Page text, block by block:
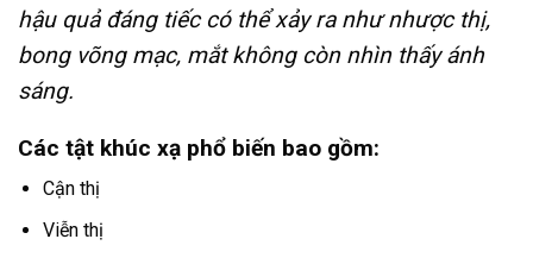
hậu quả đáng tiếc có thể xảy ra như nhược thị,
bong võng mạc, mắt không còn nhìn thấy ánh
sáng.
Các tật khúc xạ phổ biến bao gồm:
Cận thị
Viễn thị